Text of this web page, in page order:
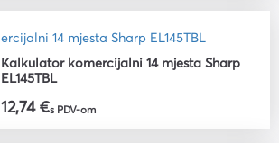
Kalkulator komercijalni 14 mjesta Sharp
EL145TBL
12,74 €s PDV-om